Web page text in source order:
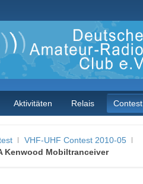
Aktivitäten Relais Contest
VHF-UHF Contest 2010-05
Kenwood Mobiltranceiver